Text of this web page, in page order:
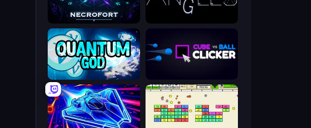
Angles
Necrofort
Quantum God